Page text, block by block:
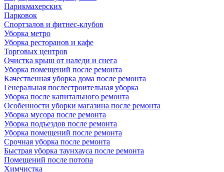
Парикмахерских
Парковок
Спортзалов и фитнес-клубов
Уборка метро
Уборка ресторанов и кафе
Торговых центров
Очистка крыш от наледи и снега
Уборка помещений после ремонта
Качественная уборка дома после ремонта
Генеральная послестроительная уборка
Уборка после капитального ремонта
Особенности уборки магазина после ремонта
Уборка мусора после ремонта
Уборка подъездов после ремонта
Уборка помещений после ремонта
Срочная уборка после ремонта
Быстрая уборка таунхауса после ремонта
Помещений после потопа
Химчистка